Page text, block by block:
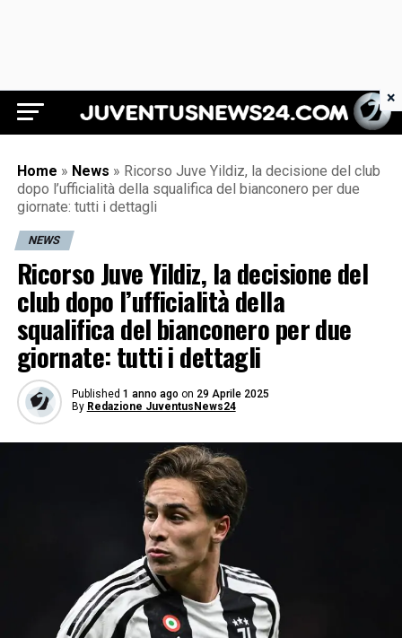
Juventus News 24
Home » News » Ricorso Juve Yildiz, la decisione del club
dopo l’ufficialità della squalifica del bianconero per due
giornate: tutti i dettagli
NEWS
Ricorso Juve Yildiz, la decisione del
club dopo l’ufficialità della
squalifica del bianconero per due
giornate: tutti i dettagli
Published 1 anno ago on 29 Aprile 2025
By Redazione JuventusNews24
×